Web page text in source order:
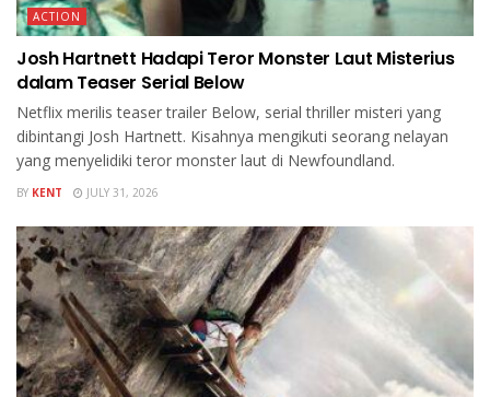
ACTION
Josh Hartnett Hadapi Teror Monster Laut Misterius
dalam Teaser Serial Below
Netflix merilis teaser trailer Below, serial thriller misteri yang
dibintangi Josh Hartnett. Kisahnya mengikuti seorang nelayan
yang menyelidiki teror monster laut di Newfoundland.
BY KENT JULY 31, 2026